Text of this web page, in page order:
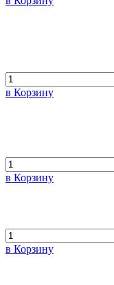
в Корзину
в Корзину
в Корзину